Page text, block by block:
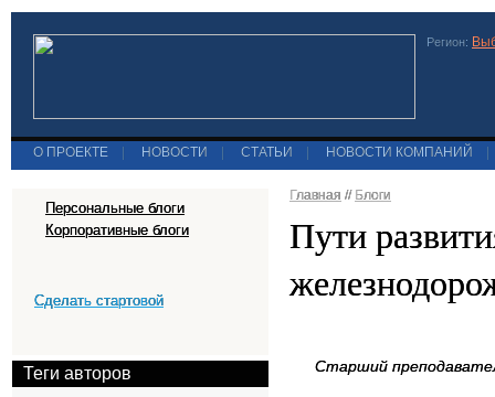
Регион:
О ПРОЕКТЕ НОВОСТИ СТАТЬИ НОВОСТИ КОМПАНИЙ
Персональные блоги
Корпоративные блоги
Сделать стартовой
Теги авторов
Главная // Блоги
Пути
Старший